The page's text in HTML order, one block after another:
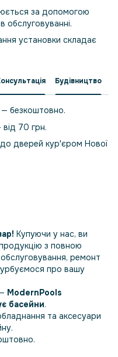
за допомогою
обслуговуванні.
установки складає
Будівництво
— безкоштовно.
70 грн.
дверей кур'єром Нової
Купуючи у нас, ви
з повною
ремонт
про вашу
ModernPools
басейни.
та аксесуари